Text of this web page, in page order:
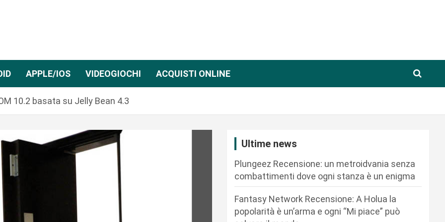
APPLE/IOS VIDEOGIOCHI ACQUISTI ONLINE
10.2 basata su Jelly Bean 4.3
Ultime news
Plungeez Recensione: un metroidvania senza
combattimenti dove ogni stanza è un enigma
Fantasy Network Recensione: A Holua la
popolarità è un’arma e ogni “Mi piace” può